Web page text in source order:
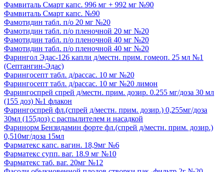
Фамвиталь Смарт капс. 996 мг + 992 мг №90
Фамвиталь Смарт капс. №90
Фамотидин табл. п/о 20 мг №20
Фамотидин табл. п/о пленочной 20 мг №20
Фамотидин табл. п/о пленочной 40 мг №20
Фамотидин табл. п/о пленочной 40 мг №20
Фарингол Эдас-126 капли д/местн. прим. гомеоп. 25 мл №1
(Септангин-Эдас)
Фарингосепт табл. д/рассас. 10 мг №20
Фарингосепт табл. д/рассас. 10 мг №20 лимон
Фарингоспрей спрей д/местн. прим. дозир. 0.255 мг/доза 30 мл
(155 доз) №1 флакон
Фарингоспрей фл.(спрей д/местн. прим. дозир.) 0,255мг/доза
30мл (155доз) с распылителем и насадкой
Фаринорм Бензидамин форте фл.(спрей д/местн. прим. дозир.)
0,510мг/доза 15мл
Фарматекс капс. вагин. 18,9мг №6
Фарматекс супп. ваг. 18.9 мг №10
Фарматекс таб. ваг. 20мг №12